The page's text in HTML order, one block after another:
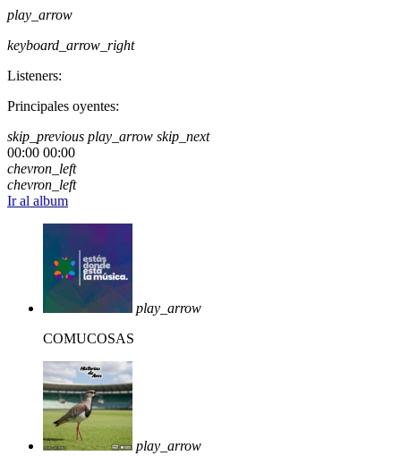
play_arrow
keyboard_arrow_right
Listeners:
Principales oyentes:
skip_previous play_arrow skip_next
00:00 00:00
chevron_left
chevron_left
Ir al album
play_arrow
COMUCOSAS
play_arrow